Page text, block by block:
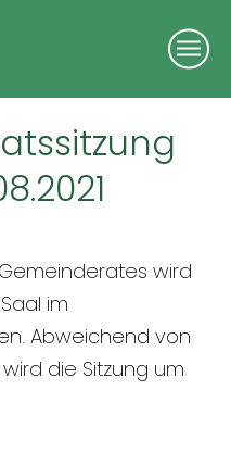
wird
im
Abweichend von
die Sitzung um